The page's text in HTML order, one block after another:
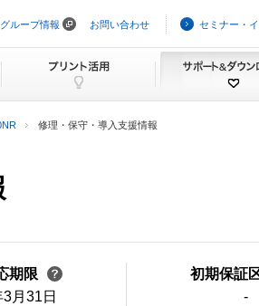
グループ情報 お問い合わせ セミナー・
修理・保守・導入支援情報
期限
月31日
初期保証
-